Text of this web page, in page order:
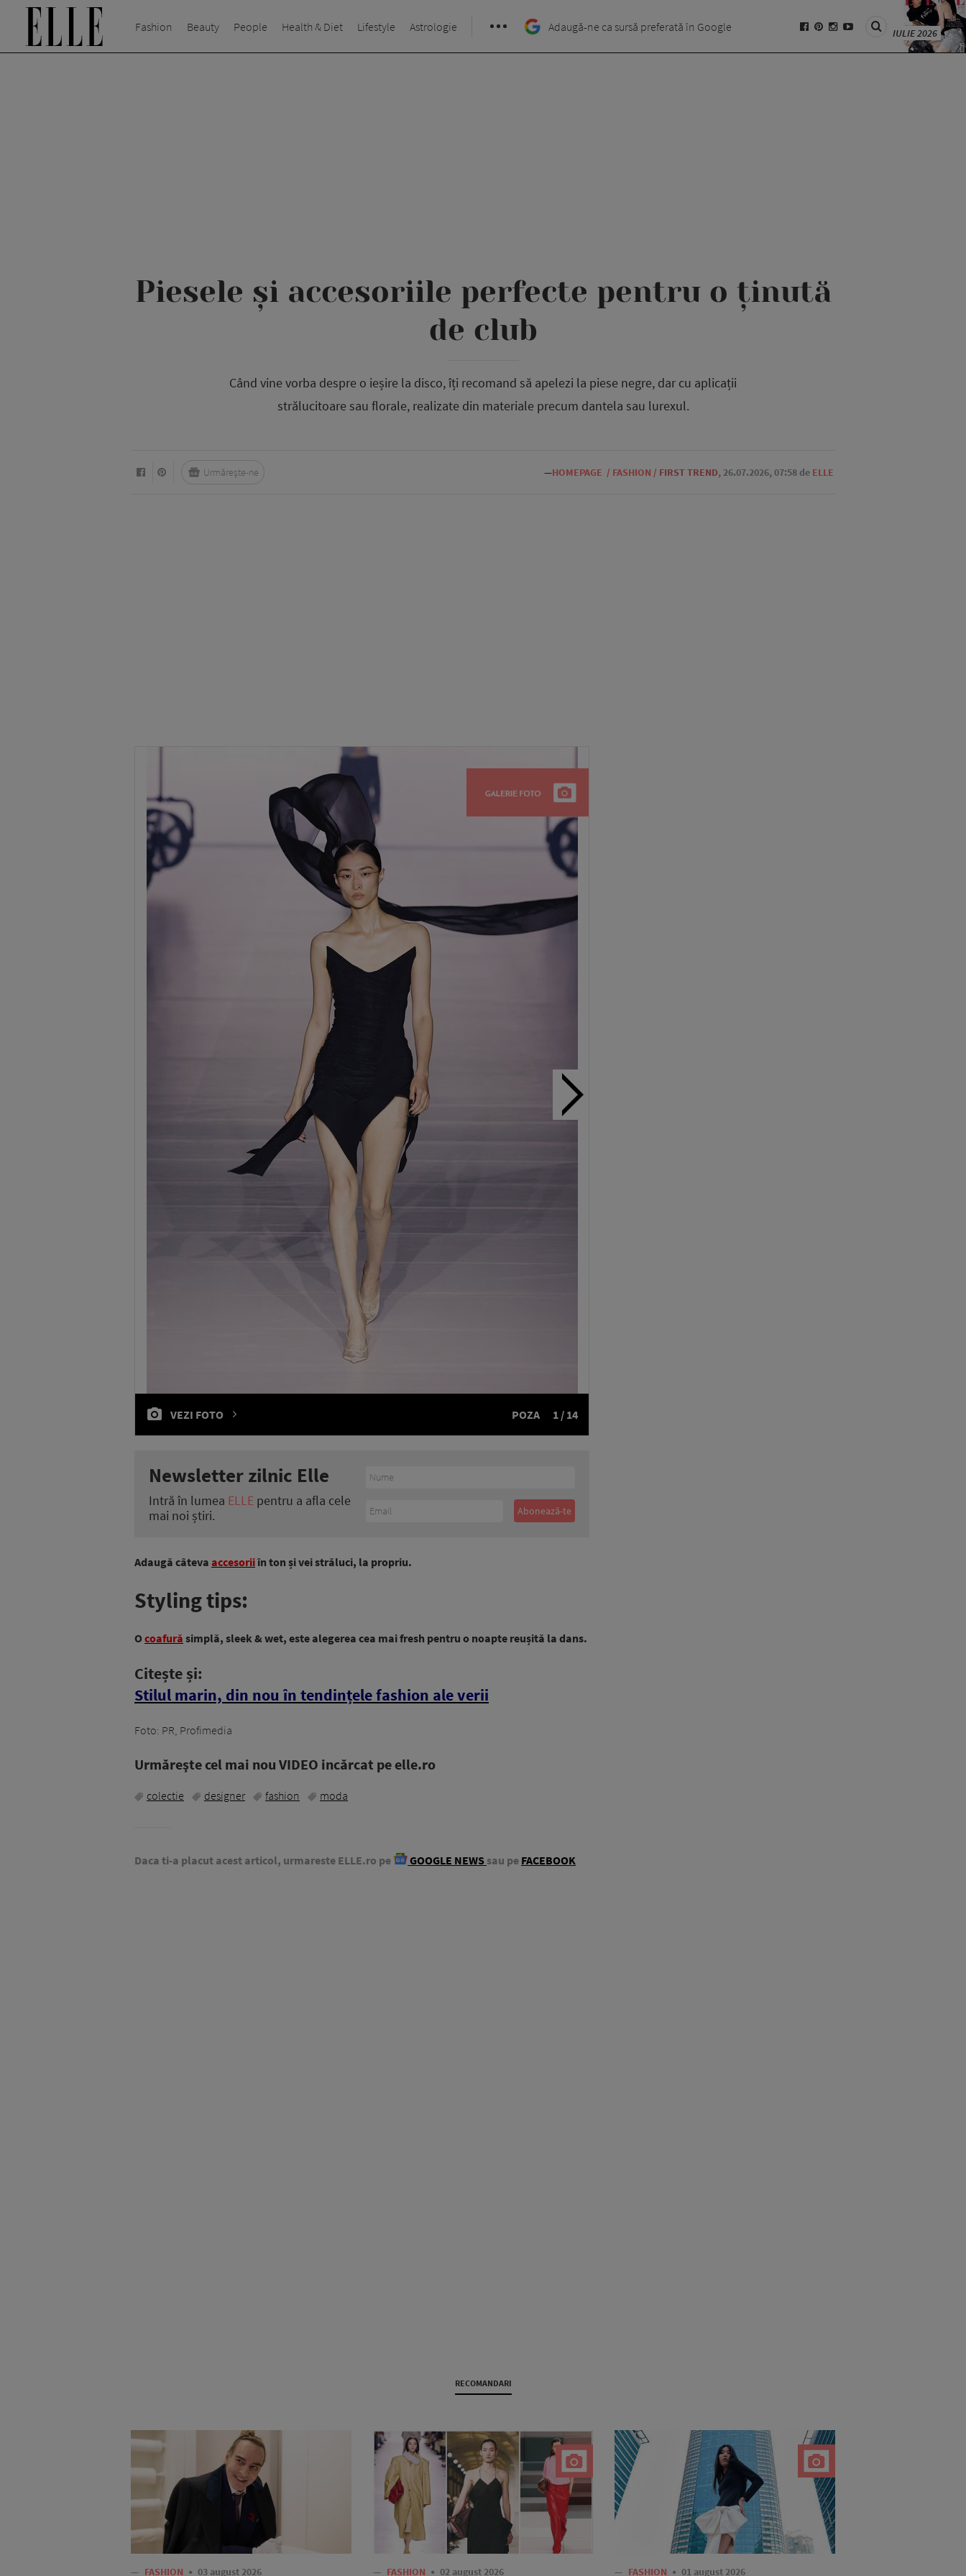
Fashion Beauty People Health & Diet Lifestyle Astrologie Adaugă-ne ca sursă preferată în Google IULIE 2026
Piesele și accesoriile perfecte pentru o ținută
de club
Când vine vorba despre o ieșire la disco, îți recomand să apelezi la piese negre, dar cu aplicații
strălucitoare sau florale, realizate din materiale precum dantela sau lurexul.
—HOMEPAGE / FASHION / FIRST TREND, 26.07.2026, 07:58 de ELLE
Urmărește-ne
VEZI FOTO POZA 1 / 14
Newsletter zilnic Elle
Intră în lumea ELLE pentru a afla cele
mai noi știri.
Adaugă câteva accesoriiîn ton și vei străluci, la propriu.
Styling tips:
O coafură simplă, sleek & wet, este alegerea cea mai fresh pentru o noapte reușită la dans.
Citește și:
Stilul marin, din nou în tendințele fashion ale verii
Foto: PR, Profimedia
Urmăreşte cel mai nou VIDEO incărcat pe elle.ro
colectie designer fashion moda
Daca ti-a placut acest articol, urmareste ELLE.ro pe GOOGLE NEWS sau pe FACEBOOK
RECOMANDARI
— FASHION 03 august 2026 — FASHION 02 august 2026 — FASHION 01 august 2026